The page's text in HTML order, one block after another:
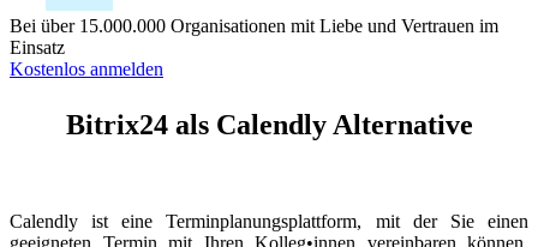
Bei über 15.000.000 Organisationen mit Liebe und Vertrauen im
Einsatz
Kostenlos anmelden
Bitrix24 als Calendly Alternative
Calendly ist eine Terminplanungsplattform, mit der Sie einen
geeigneten Termin mit Ihren Kolleg•innen vereinbaren können,